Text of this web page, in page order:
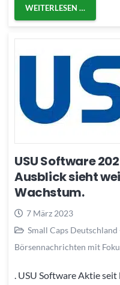
WEITERLESEN …
USU Software
Ausblick sieht
Wachstum.
7 März 2023
Small Caps
Börsennachrichten mit
. USU Software Aktie